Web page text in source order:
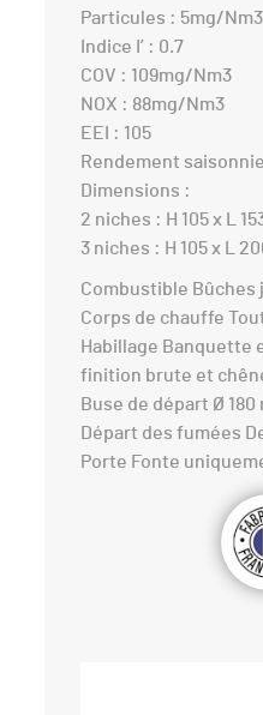
Particules : 5mg/Nm3
Indice I’ : 0.7
COV : 109mg/Nm3
NOX : 88mg/Nm3
EEI : 105
Rendement
Dimensions :
2 niches : H 105 x L
3 niches : H 105 x L
Combustible Bûches
Corps de chauffe
Habillage Banquette
finition brute et
Buse de départ Ø 180
Départ des fumées
Porte Fonte